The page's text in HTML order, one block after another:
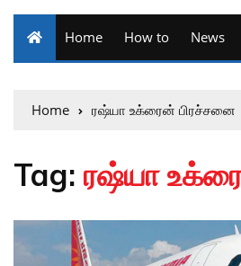
Home How to News
Home ரஷ்யா உக்ரைன் பிரச்சனை
Tag: ரஷ்யா